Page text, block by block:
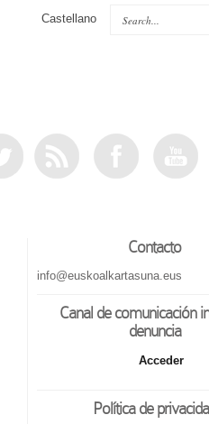
Castellano
Contacto
info@euskoalkartasuna.eus
Canal de comunicación
denuncia
Acceder
Política de